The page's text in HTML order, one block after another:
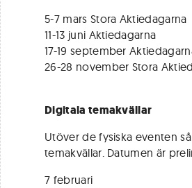
5-7 mars Stora Aktiedagarna
11-13 juni Aktiedagarna
17-19 september
26-28 november Stora
Digitala temakvällar
Utöver de fysiska eventen
temakvällar. Datumen är
7 februari